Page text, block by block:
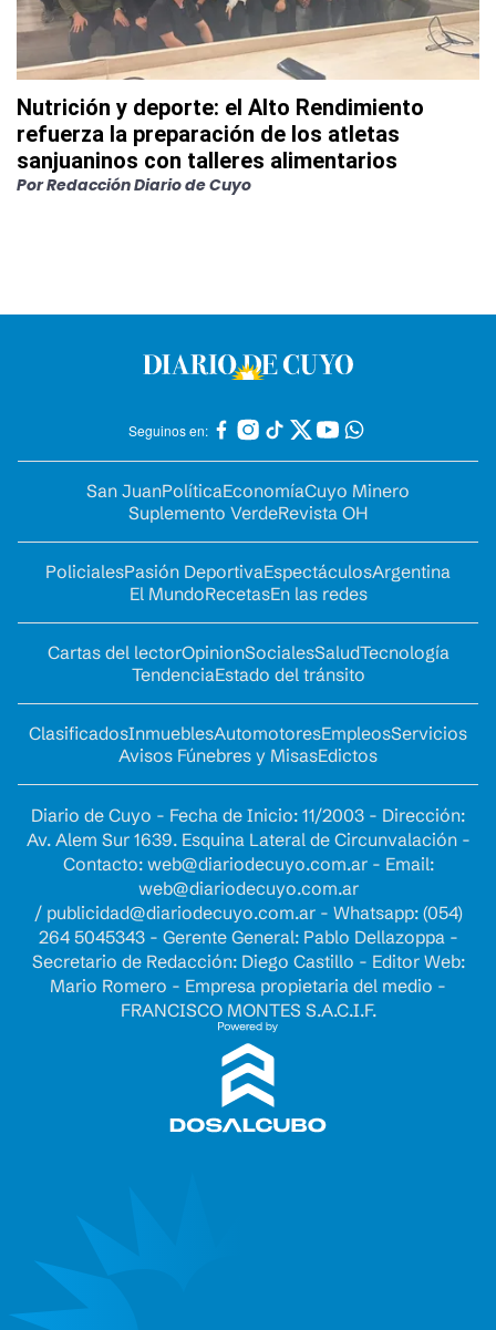
Nutrición y deporte: el Alto Rendimiento
refuerza la preparación de los atletas
sanjuaninos con talleres alimentarios
PorRedacción Diario de Cuyo
Seguinos en:
San JuanPolíticaEconomíaCuyo Minero
Suplemento VerdeRevista OH
PolicialesPasión DeportivaEspectáculosArgentina
El MundoRecetasEn las redes
Cartas del lectorOpinionSocialesSaludTecnología
TendenciaEstado del tránsito
ClasificadosInmueblesAutomotoresEmpleosServicios
Avisos Fúnebres y MisasEdictos
Diario de Cuyo - Fecha de Inicio: 11/2003 - Dirección:
Av. Alem Sur 1639. Esquina Lateral de Circunvalación -
Contacto: web@diariodecuyo.com.ar- Email:
web@diariodecuyo.com.ar
/ publicidad@diariodecuyo.com.ar- Whatsapp: (054)
264 5045343 - Gerente General: Pablo Dellazoppa -
Secretario de Redacción: Diego Castillo - Editor Web:
Mario Romero - Empresa propietaria del medio -
FRANCISCO MONTES S.A.C.I.F.